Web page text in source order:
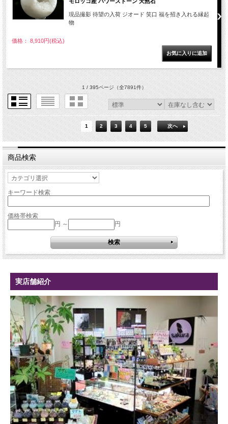
現品撮影 待望の入荷 ジオード 笑口 福を招き入れる縁起
物
価格： 8,910円(税込)
1 / 395ページ（全7891件）
1 2 3 4 5 次へ
商品検索
キーワード検索
価格帯検索
円 ～
円
実店舗紹介